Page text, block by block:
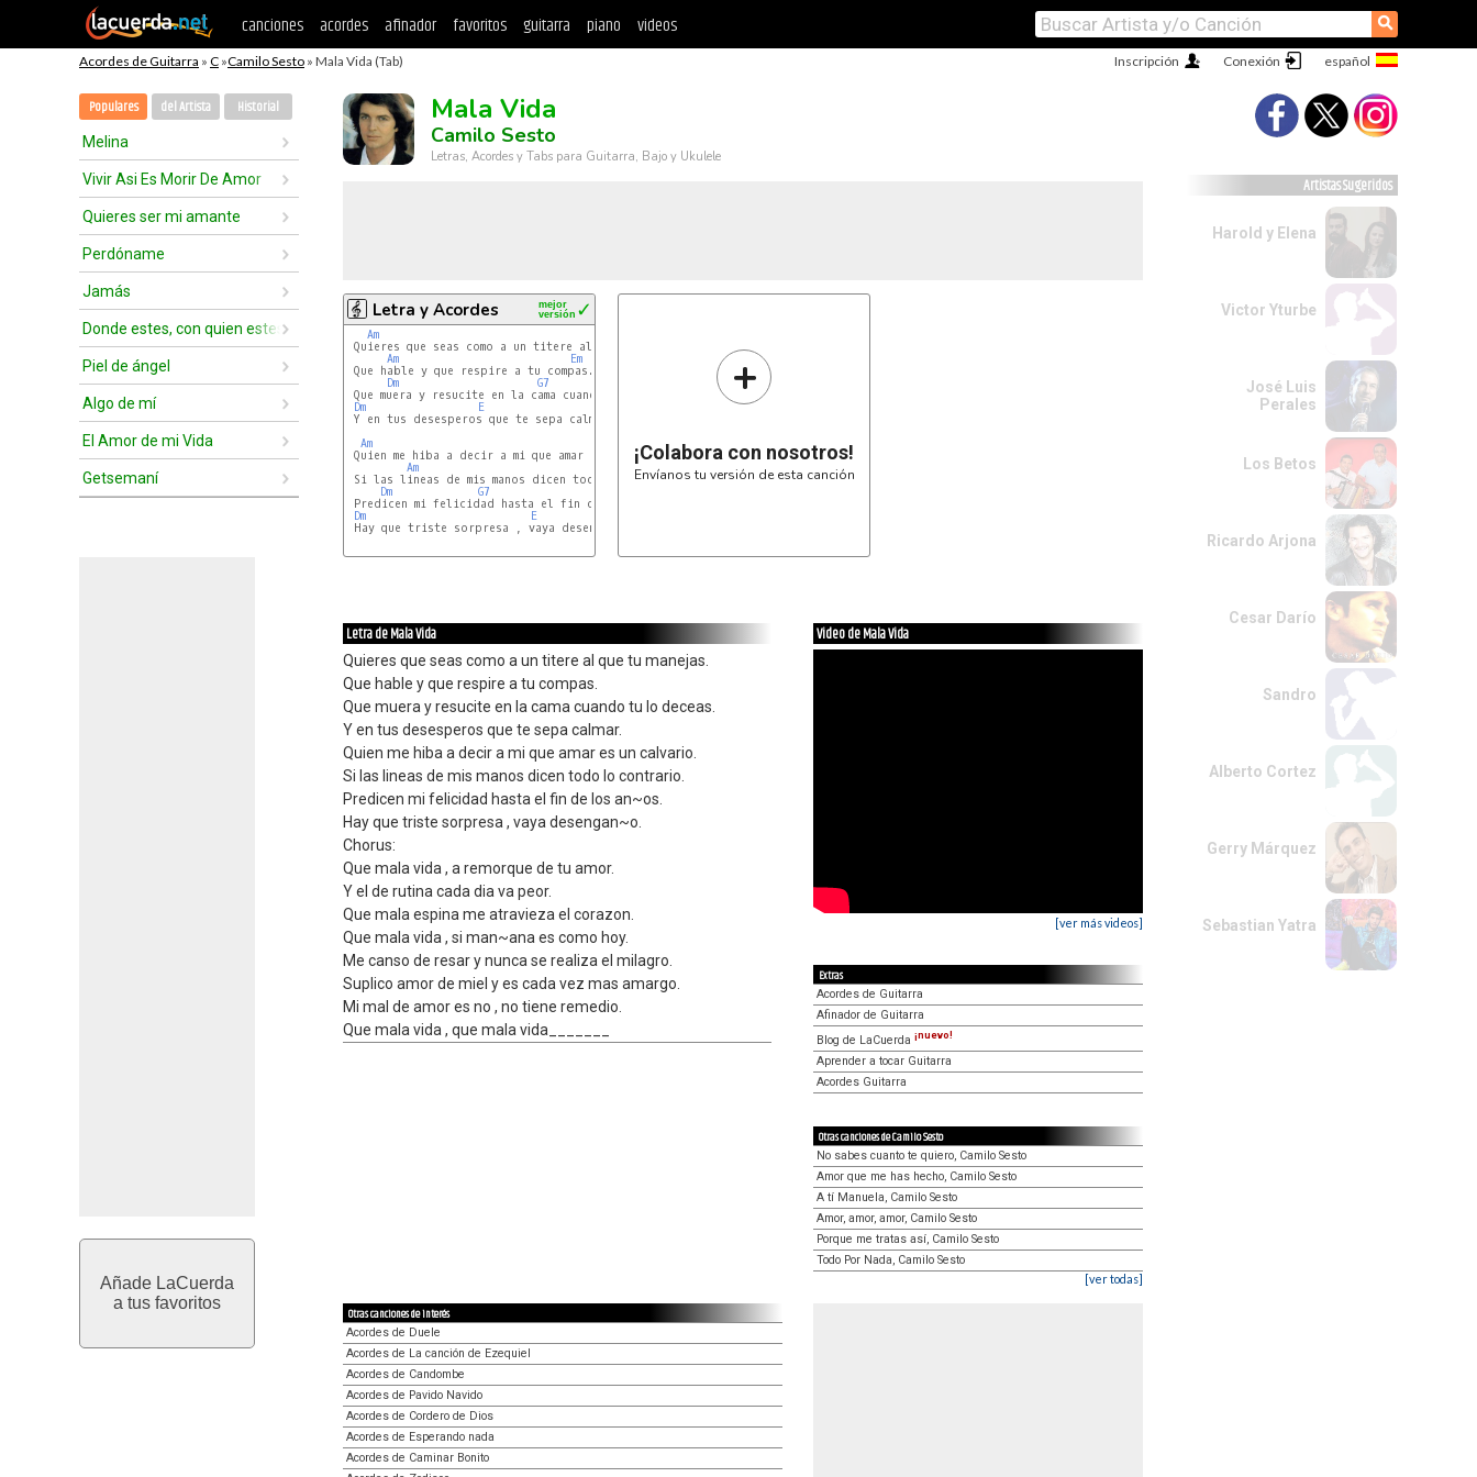
canciones acordes afinador favoritos guitarra piano videos ⚲
Acordes de Guitarra » C »Camilo Sesto » Mala Vida (Tab) Conexión
Inscripción
Populares del Artista Historial
Melina
Vivir Asi Es Morir De Amor
Quieres ser mi amante
Perdóname
Jamás
Donde estes, con quien estes
Piel de ángel
Algo de mí
El Amor de mi Vida
Getsemaní
Añade LaCuerda
a tus favoritos
Mala Vida
Camilo Sesto
Letras, Acordes y Tabs para Guitarra, Bajo y Ukulele
Letra y Acordes ✓
mejor
versión
Am
Quieres que seas como a un titere al que tu manejas.
Am
Em
Que hable y que respire a tu compas.
Dm
G7
Am7
Que muera y resucite en la cama cuando tu lo deceas.
Dm
E
Y en tus desesperos que te sepa calmar.
Am
Em7
Quien me hiba a decir a mi que amar es un calvario.
Am
Em
Si las lineas de mis manos dicen todo lo contrario.
Dm
G7
Predicen mi felicidad hasta el fin de los an~os.
Dm
E
Hay que triste sorpresa , vaya desengan~o.
+
¡Colabora con nosotros!
Envíanos tu versión de esta canción
Letra de Mala Vida
Quieres que seas como a un titere al que tu manejas.
Que hable y que respire a tu compas.
Que muera y resucite en la cama cuando tu lo deceas.
Y en tus desesperos que te sepa calmar.
Quien me hiba a decir a mi que amar es un calvario.
Si las lineas de mis manos dicen todo lo contrario.
Predicen mi felicidad hasta el fin de los an~os.
Hay que triste sorpresa , vaya desengan~o.
Chorus:
Que mala vida , a remorque de tu amor.
Y el de rutina cada dia va peor.
Que mala espina me atravieza el corazon.
Que mala vida , si man~ana es como hoy.
Me canso de resar y nunca se realiza el milagro.
Suplico amor de miel y es cada vez mas amargo.
Mi mal de amor es no , no tiene remedio.
Que mala vida , que mala vida_______
Video de Mala Vida
[ver más videos]
Extras
Acordes de Guitarra
Afinador de Guitarra
Blog de LaCuerda ¡nuevo!
Aprender a tocar Guitarra
Acordes Guitarra
Otras canciones de Camilo Sesto
No sabes cuanto te quiero, Camilo Sesto
Amor que me has hecho, Camilo Sesto
A tí Manuela, Camilo Sesto
Amor, amor, amor, Camilo Sesto
Porque me tratas así, Camilo Sesto
Todo Por Nada, Camilo Sesto
[ver todas]
Otras canciones de interés
Acordes de Duele
Acordes de La canción de Ezequiel
Acordes de Candombe
Acordes de Pavido Navido
Acordes de Cordero de Dios
Acordes de Esperando nada
Acordes de Caminar Bonito
Artistas Sugeridos
Harold y Elena
Victor Yturbe
José Luis
Perales
Los Betos
Ricardo Arjona
Cesar Darío
Sandro
Alberto Cortez
Gerry Márquez
Sebastian Yatra